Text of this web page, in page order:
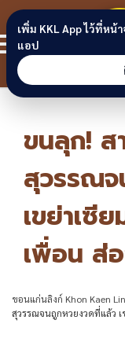
Skip to content
ขนลุก! ส
สุวรรณ
เขย่าเซี
เพื่อน ส่
ขอนแก่นลิงก์ Khon Kaen
สุวรรณจนถูกหวยงวดที่แล้ว
เพิ่ม KKL App ไว้ที่หน้
แอป